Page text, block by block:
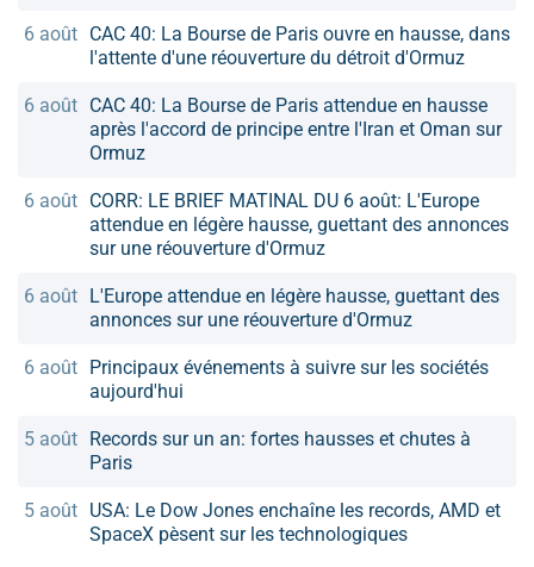
6 août CAC 40: La Bourse de Paris ouvre en hausse, dans
l'attente d'une réouverture du détroit d'Ormuz
6 août CAC 40: La Bourse de Paris attendue en hausse
après l'accord de principe entre l'Iran et Oman sur
Ormuz
6 août CORR: LE BRIEF MATINAL DU 6 août: L'Europe
attendue en légère hausse, guettant des annonces
sur une réouverture d'Ormuz
6 août L'Europe attendue en légère hausse, guettant des
annonces sur une réouverture d'Ormuz
6 août Principaux événements à suivre sur les sociétés
aujourd'hui
5 août Records sur un an: fortes hausses et chutes à
Paris
5 août USA: Le Dow Jones enchaîne les records, AMD et
SpaceX pèsent sur les technologiques